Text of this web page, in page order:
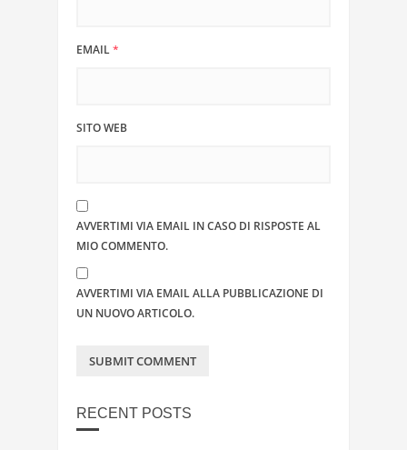
EMAIL*
SITO WEB
AVVERTIMI VIA EMAIL IN CASO DI RISPOSTE AL
MIO COMMENTO.
AVVERTIMI VIA EMAIL ALLA PUBBLICAZIONE DI
UN NUOVO ARTICOLO.
RECENT POSTS